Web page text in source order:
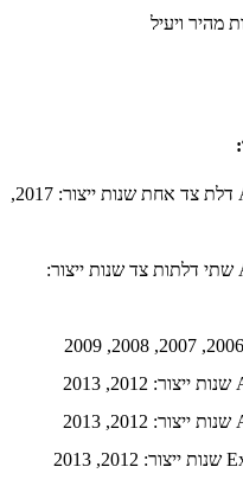
מהיר ויעיל
רנו קנגו 1.2 טורבו-בנזין אוטו’ Authentic דלת צד אחת שנות ייצור: 2017,
רנו קנגו 1.2 טורבו-בנזין אוטו’ Authentic שתי דלתות צד שנות ייצור: